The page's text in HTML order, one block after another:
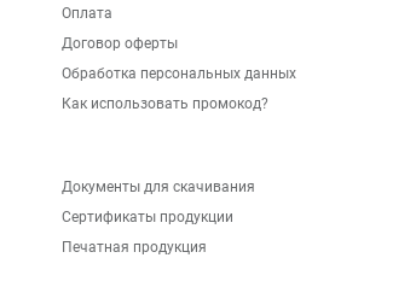
Оплата
Договор оферты
Обработка персональных данных
Как использовать промокод?
Документы для скачивания
Сертификаты продукции
Печатная продукция